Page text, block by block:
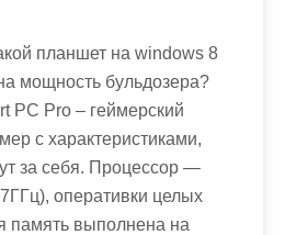
планшет на windows 8
мощность бульдозера?
PC Pro – геймерский
с характеристиками,
за себя. Процессор —
оперативки целых
память выполнена на